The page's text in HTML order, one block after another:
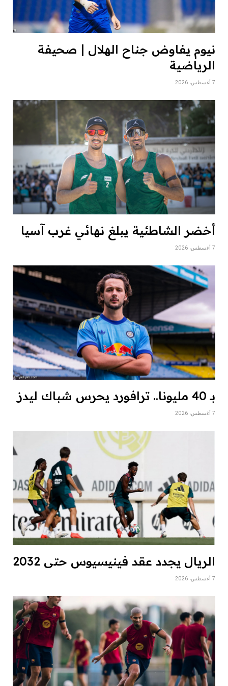
نيوم يفاوض جناح الهلال | صحيفة
الرياضية
7 أغسطس، 2026
أخضر الشاطئية يبلغ نهائي غرب آسيا
7 أغسطس، 2026
بـ 40 مليونا.. ترافورد يحرس شباك ليدز
7 أغسطس، 2026
الريال يجدد عقد فينيسيوس حتى 2032
7 أغسطس، 2026